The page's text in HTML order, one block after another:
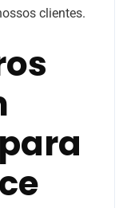
clientes.